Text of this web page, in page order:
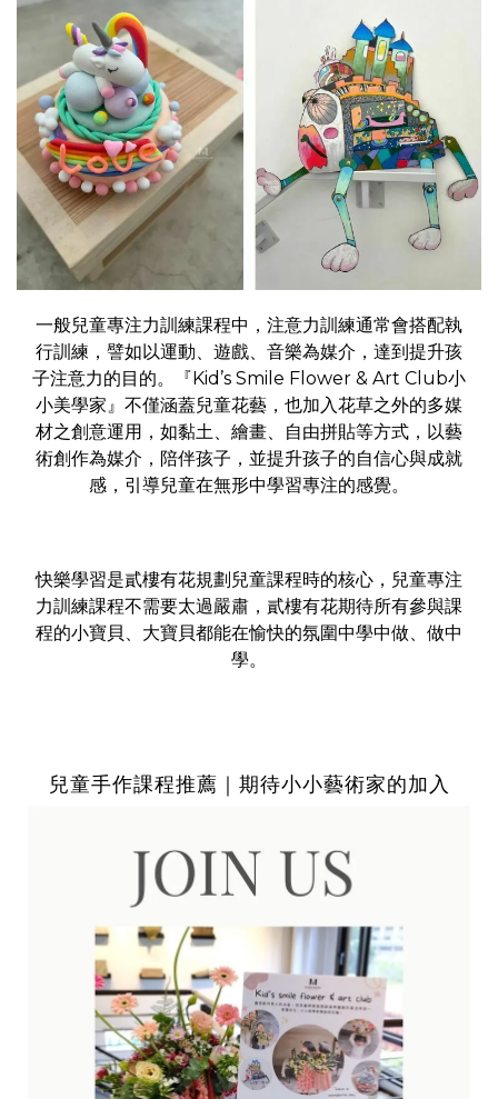
一般兒童專注力訓練課程中，注意力訓練通常會搭配執
行訓練，譬如以運動、遊戲、音樂為媒介，達到提升孩
子注意力的目的。『Kid’s Smile Flower & Art Club小
小美學家』不僅涵蓋兒童花藝，也加入花草之外的多媒
材之創意運用，如黏土、繪畫、自由拼貼等方式，以藝
術創作為媒介，陪伴孩子，並提升孩子的自信心與成就
感，引導兒童在無形中學習專注的感覺。
快樂學習是貳樓有花規劃兒童課程時的核心，兒童專注
力訓練課程不需要太過嚴肅，貳樓有花期待所有參與課
程的小寶貝、大寶貝都能在愉快的氛圍中學中做、做中
學。
兒童手作課程推薦｜期待小小藝術家的加入